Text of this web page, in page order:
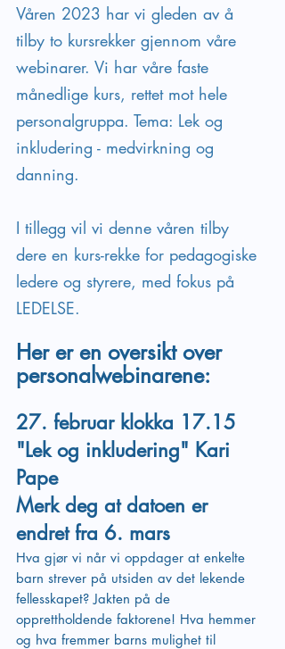
Våren 2023 har vi gleden av å
tilby to kursrekker gjennom våre
webinarer. Vi har våre faste
månedlige kurs, rettet mot hele
personalgruppa. Tema: Lek og
inkludering - medvirkning og
danning.
I tillegg vil vi denne våren tilby
dere en kurs-rekke for pedagogiske
ledere og styrere, med fokus på
LEDELSE.
Her er en oversikt over
personalwebinarene:
27. februar klokka 17.15
"Lek og inkludering" Kari
Pape
Merk deg at datoen er
endret fra 6. mars
Hva gjør vi når vi oppdager at enkelte
barn strever på utsiden av det lekende
fellesskapet? Jakten på de
opprettholdende faktorene! Hva hemmer
og hva fremmer barns mulighet til